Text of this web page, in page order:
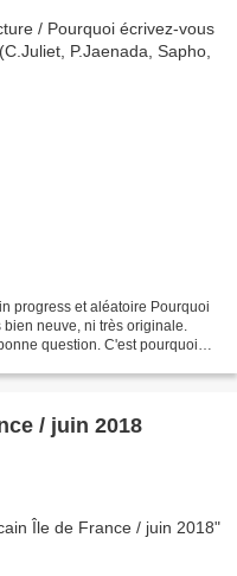
progress et aléatoire Pourquoi
neuve, ni très originale.
question. C'est pourquoi
/ juin 2018